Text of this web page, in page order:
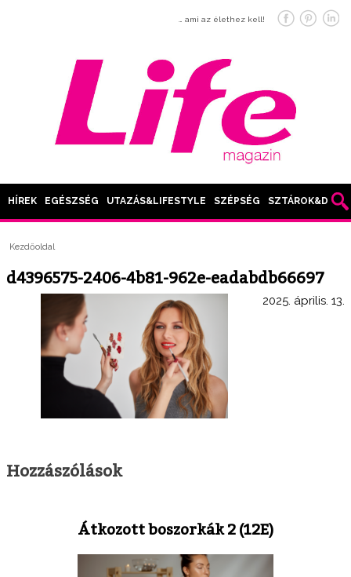
… ami az élethez kell!
HÍREK EGÉSZSÉG UTAZÁS&LIFESTYLE SZÉPSÉG SZTÁROK&DIVAT
Kezdőoldal
d4396575-2406-4b81-962e-eadabdb66697
2025. április. 13.
Hozzászólások
Átkozott boszorkák 2 (12E)